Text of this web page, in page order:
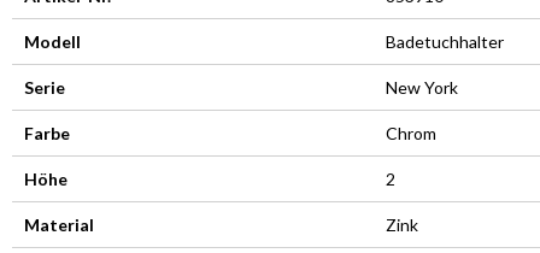
Modell Badetuchhalter
Serie New York
Farbe Chrom
Höhe 2
Material Zink